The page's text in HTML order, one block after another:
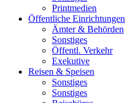
Printmedien
Öffentliche Einrichtungen
Ämter & Behörden
Sonstiges
Öffentl. Verkehr
Exekutive
Reisen & Speisen
Sonstiges
Sonstiges